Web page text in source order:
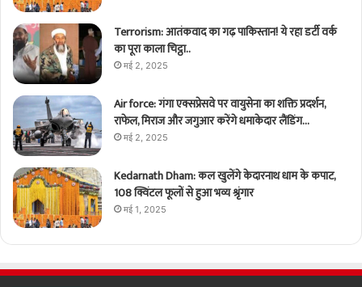
Terrorism: आतंकवाद का गढ़ पाकिस्तान! ये रहा डर्टी वर्क
का पूरा काला चिट्ठा..
मई 2, 2025
Air force: गंगा एक्सप्रेसवे पर वायुसेना का शक्ति प्रदर्शन,
राफेल, मिराज और जगुआर करेंगे धमाकेदार लैंडिंग…
मई 2, 2025
Kedarnath Dham: कल खुलेंगे केदारनाथ धाम के कपाट,
108 क्विंटल फूलों से हुआ भव्य श्रृंगार
मई 1, 2025